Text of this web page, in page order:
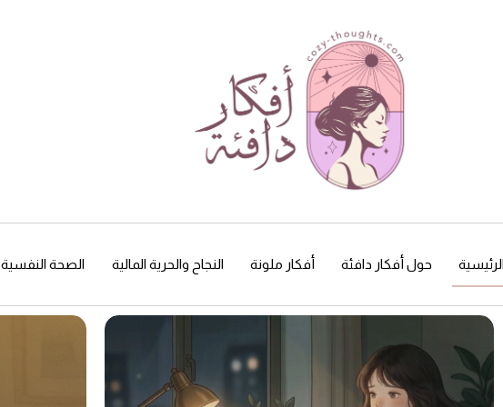
حول أفكار دافئة أفكار ملونة النجاح والحرية المالية الصحة النفسية